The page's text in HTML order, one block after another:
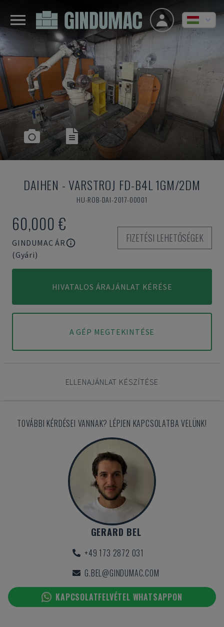
DAIHEN -VARSTROJ FD-B4L 1GM/2DM
HU-ROB-DAI-2017-00001
60,000 €
GINDUMAC ÁR
(Gyári)
FIZETÉSI LEHETŐSÉGEK
HIVATALOS ÁRAJÁNLAT KÉRÉSE
A GÉP MEGTEKINTÉSE
ELLENAJÁNLAT KÉSZÍTÉSE
TOVÁBBI KÉRDÉSEI VANNAK? LÉPJEN KAPCSOLATBA VELÜNK!
GERARD BEL
+49 173 2872 031
G.BEL@GINDUMAC.COM
KAPCSOLATFELVÉTEL WHATSAPPON